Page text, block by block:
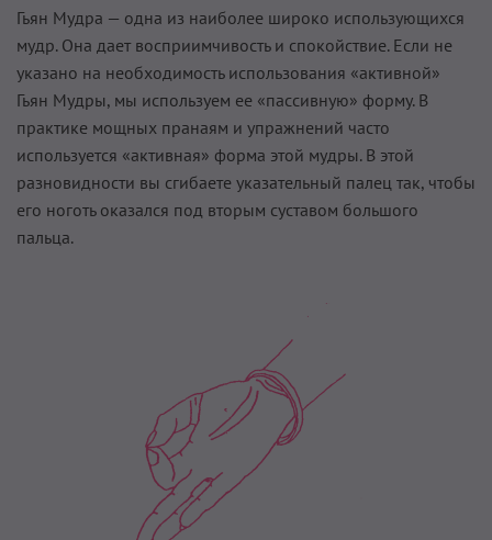
Гьян Мудра — одна из наиболее широко использующихся
мудр. Она дает восприимчивость и спокойствие. Если не
указано на необходимость использования «активной»
Гьян Мудры, мы используем ее «пассивную» форму. В
практике мощных пранаям и упражнений часто
используется «активная» форма этой мудры. В этой
разновидности вы сгибаете указательный палец так, чтобы
его ноготь оказался под вторым суставом большого
пальца.